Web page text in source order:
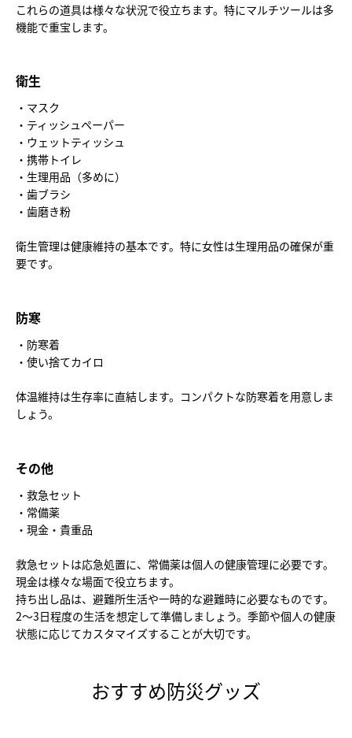
これらの道具は様々な状況で役立ちます。特にマルチツールは多
機能で重宝します。
衛生
・マスク
・ティッシュペーパー
・ウェットティッシュ
・携帯トイレ
・生理用品（多めに）
・歯ブラシ
・歯磨き粉
衛生管理は健康維持の基本です。特に女性は生理用品の確保が重
要です。
防寒
・防寒着
・使い捨てカイロ
体温維持は生存率に直結します。コンパクトな防寒着を用意しま
しょう。
その他
・救急セット
・常備薬
・現金・貴重品
救急セットは応急処置に、常備薬は個人の健康管理に必要です。
現金は様々な場面で役立ちます。
持ち出し品は、避難所生活や一時的な避難時に必要なものです。
2〜3日程度の生活を想定して準備しましょう。季節や個人の健康
状態に応じてカスタマイズすることが大切です。
おすすめ防災グッズ